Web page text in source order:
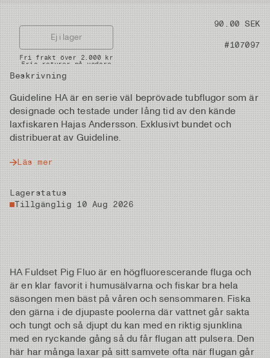
Pris 90.00 SEK
Artikelnummer #107097
Beskrivning
Guideline HA är en serie väl beprövade tubflugor som är
designade och testade under lång tid av den kände
laxfiskaren Hajas Andersson. Exklusivt bundet och
distribuerat av Guideline.
Läs mer
Lagerstatus
Tillgänglig 10 Aug 2026
Ej i lager
Snabba leveranser
Fri frakt över 2.000 kr
Fria returer på vadare
HA Fuldset Pig Fluo är en högfluorescerande fluga och
är en klar favorit i humusälvarna och fiskar bra hela
säsongen men bäst på våren och sensommaren. Fiska
den gärna i de djupaste poolerna där vattnet går sakta
och tungt och så djupt du kan med en riktig sjunklina
med en ryckande gång så du får flugan att pulsera. Den
här har många laxar på sitt samvete ofta när flugan går